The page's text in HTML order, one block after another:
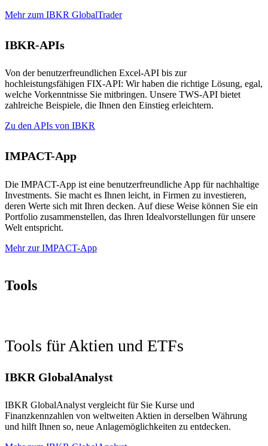
Mehr zum IBKR GlobalTrader
IBKR-APIs
Von der benutzerfreundlichen Excel-API bis zur
hochleistungsfähigen FIX-API: Wir haben die richtige Lösung, egal,
welche Vorkenntnisse Sie mitbringen. Unsere TWS-API bietet
zahlreiche Beispiele, die Ihnen den Einstieg erleichtern.
Zu den APIs von IBKR
IMPACT-App
Die IMPACT-App ist eine benutzerfreundliche App für nachhaltige
Investments. Sie macht es Ihnen leicht, in Firmen zu investieren,
deren Werte sich mit Ihren decken. Auf diese Weise können Sie ein
Portfolio zusammenstellen, das Ihren Idealvorstellungen für unsere
Welt entspricht.
Mehr zur IMPACT-App
Tools
Tools für Aktien und ETFs
IBKR GlobalAnalyst
IBKR GlobalAnalyst vergleicht für Sie Kurse und
Finanzkennzahlen von weltweiten Aktien in derselben Währung
und hilft Ihnen so, neue Anlagemöglichkeiten zu entdecken.